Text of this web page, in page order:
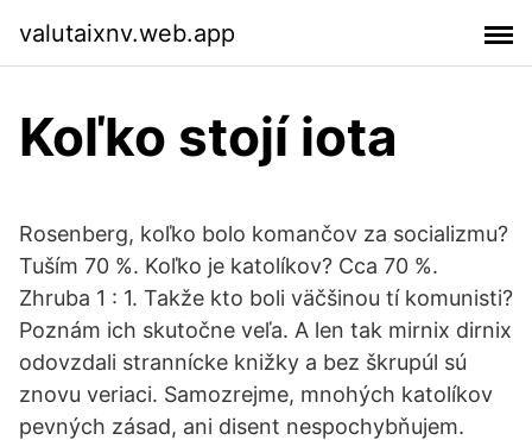
valutaixnv.web.app
Koľko stojí iota
Rosenberg, koľko bolo komančov za socializmu?
Tuším 70 %. Koľko je katolíkov? Cca 70 %.
Zhruba 1 : 1. Takže kto boli väčšinou tí komunisti?
Poznám ich skutočne veľa. A len tak mirnix dirnix
odovzdali strannícke knižky a bez škrupúl sú
znovu veriaci. Samozrejme, mnohých katolíkov
pevných zásad, ani disent nespochybňujem.